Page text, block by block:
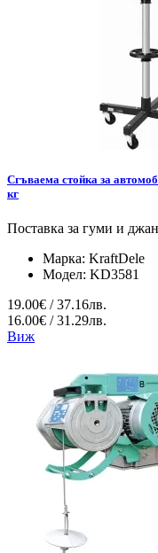
Сгъваема стойка за
кг
Поставка за гуми и
Марка: KraftDele
Модел: KD3581
19.00€ / 37.16лв.
16.00€ / 31.29лв.
Виж